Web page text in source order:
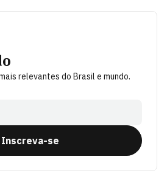
relevantes do Brasil e mundo.
Inscreva-se